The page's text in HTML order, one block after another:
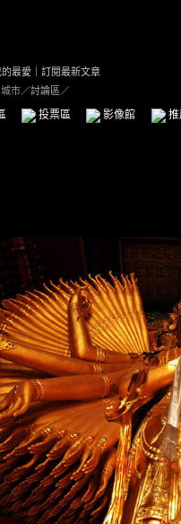
最愛
訂閱最新文章
市／討論區／
投票區 影像館